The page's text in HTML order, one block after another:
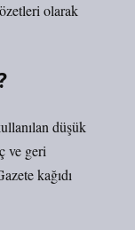
olarak
düşük
ve geri
kağıdı